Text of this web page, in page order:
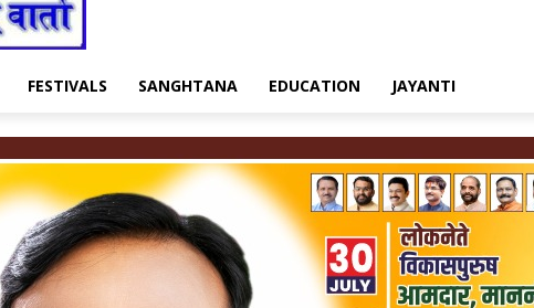
FESTIVALS SANGHTANA EDUCATION JAYANTI